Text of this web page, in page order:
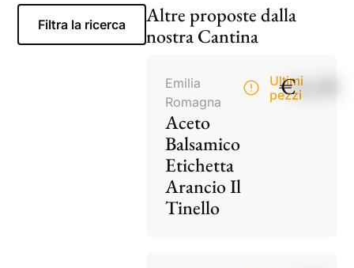
Filtra la ricerca
Altre proposte dalla
nostra Cantina
Emilia
Romagna
Aceto
Balsamico
Etichetta
Arancio Il
Tinello
Ultimi
pezzi
€14,50